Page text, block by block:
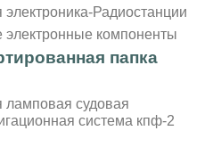
электроника-Радиостанции
электронные компоненты
папка
ламповая судовая
система кпф-2